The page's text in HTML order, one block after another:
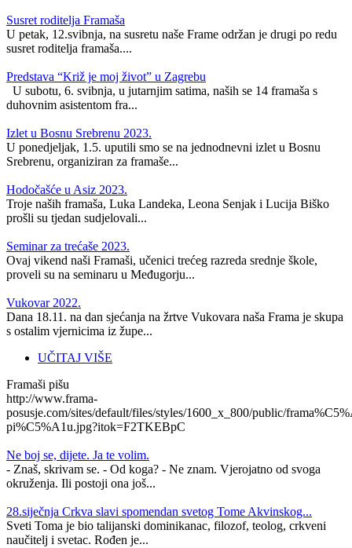
Susret roditelja Framaša
U petak, 12.svibnja, na susretu naše Frame održan je drugi po redu
susret roditelja framaša....
Predstava “Križ je moj život” u Zagrebu
U subotu, 6. svibnja, u jutarnjim satima, naših se 14 framaša s
duhovnim asistentom fra...
Izlet u Bosnu Srebrenu 2023.
U ponedjeljak, 1.5. uputili smo se na jednodnevni izlet u Bosnu
Srebrenu, organiziran za framaše...
Hodočašće u Asiz 2023.
Troje naših framaša, Luka Landeka, Leona Senjak i Lucija Biško
prošli su tjedan sudjelovali...
Seminar za trećaše 2023.
Ovaj vikend naši Framaši, učenici trećeg razreda srednje škole,
proveli su na seminaru u Međugorju...
Vukovar 2022.
Dana 18.11. na dan sjećanja na žrtve Vukovara naša Frama je skupa
s ostalim vjernicima iz župe...
UČITAJ VIŠE
Framaši pišu
http://www.frama-
posusje.com/sites/default/files/styles/1600_x_800/public/
pi%C5%A1u.jpg?itok=F2TKEBpC
Ne boj se, dijete. Ja te volim.
- Znaš, skrivam se. - Od koga? - Ne znam. Vjerojatno od svoga
okruženja. Ili postoji ona još...
28.siječnja Crkva slavi spomendan svetog Tome Akvinskog...
Sveti Toma je bio talijanski dominikanac, filozof, teolog, crkveni
naučitelj i svetac. Rođen je...